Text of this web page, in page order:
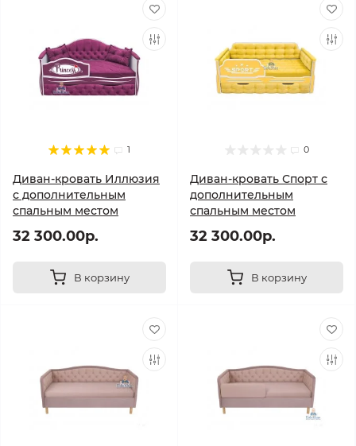
1
Диван-кровать Иллюзия
с дополнительным
спальным местом
32 300.00р.
В корзину
0
Диван-кровать Спорт с
дополнительным
спальным местом
32 300.00р.
В корзину